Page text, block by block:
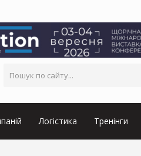
Логістика Тренінги